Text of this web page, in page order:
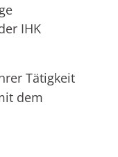
IHK
Tätigkeit
dem